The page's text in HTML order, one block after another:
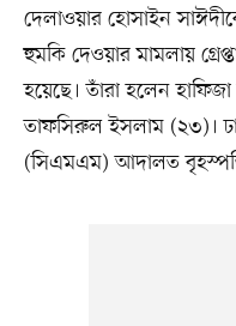
দেলাওয়ার হোসাইন
হুমকি দেওয়ার মামলায়
হয়েছে। তাঁরা হলেন
তাফসিরুল ইসলাম (২৩)।
(সিএমএম) আদালত